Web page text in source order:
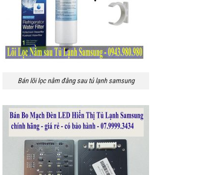
Bán lõi lọc nằm đằng sau tủ lạnh samsung